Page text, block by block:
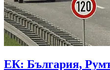
ЕК: България,